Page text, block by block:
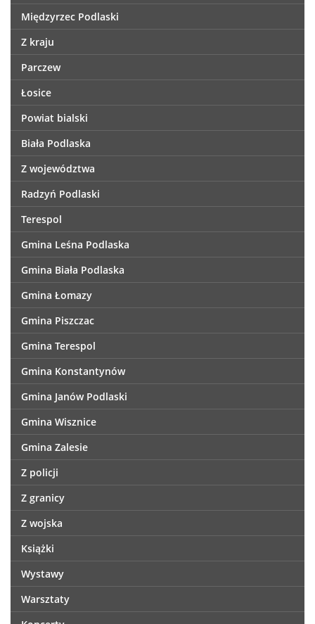
Międzyrzec Podlaski
Z kraju
Parczew
Łosice
Powiat bialski
Biała Podlaska
Z województwa
Radzyń Podlaski
Terespol
Gmina Leśna Podlaska
Gmina Biała Podlaska
Gmina Łomazy
Gmina Piszczac
Gmina Terespol
Gmina Konstantynów
Gmina Janów Podlaski
Gmina Wisznice
Gmina Zalesie
Z policji
Z granicy
Z wojska
Książki
Wystawy
Warsztaty